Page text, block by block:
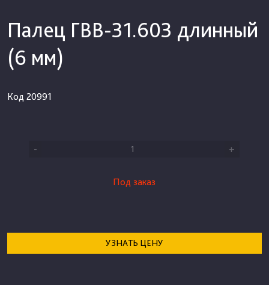
Палец ГВВ-31.603 длинный
(6 мм)
Код 20991
- +
Под заказ
УЗНАТЬ ЦЕНУ